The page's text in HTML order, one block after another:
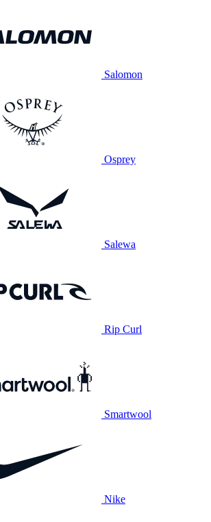
Salomon
Osprey
Salewa
Rip Curl
Smartwool
Nike